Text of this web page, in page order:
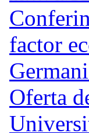
factor
Oferta